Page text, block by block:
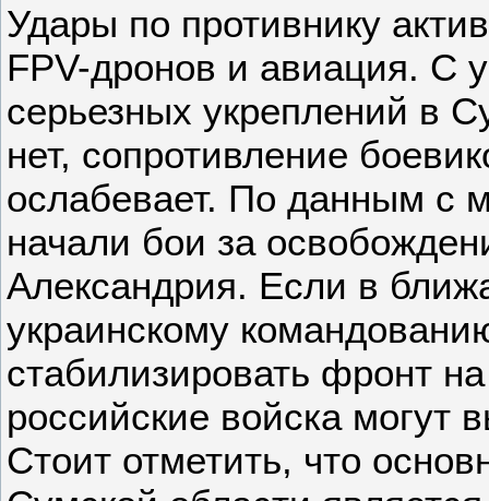
Удары по противнику
FPV-дронов и авиация. С
серьезных укреплений в
нет, сопротивление
ослабевает. По данным с
начали бои за
Александрия. Если в
украинскому
стабилизировать фронт
российские войска могут
Стоит отметить, что